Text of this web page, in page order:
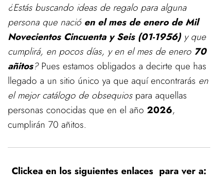
¿Estás buscando ideas de regalo para alguna
persona que nació en el mes de enero de Mil
Novecientos Cincuenta y Seis (01-1956)y que
cumplirá, en pocos días, y en el mes de enero 70
añitos?Pues estamos obligados a decirte que has
llegado a un sitio único ya que aquí encontrarás en
el mejor catálogo de obsequiospara aquellas
personas conocidas que en el año 2026,
cumplirán 70 añitos.
Clickea en los siguientes enlaces para ver a: